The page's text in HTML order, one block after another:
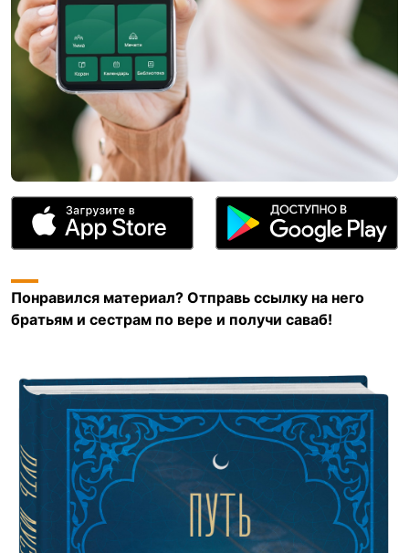
Понравился материал? Отправь ссылку на него
братьям и сестрам по вере и получи саваб!